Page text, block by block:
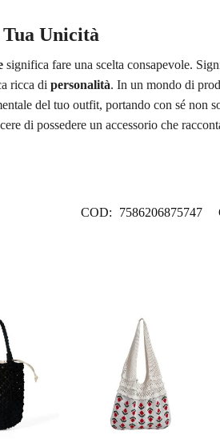
Unicità
significa fare una scelta consapevole.
ricca di personalità. In un mondo di
del tuo outfit, portando con sé non
di possedere un accessorio che
COD: 7586206875747